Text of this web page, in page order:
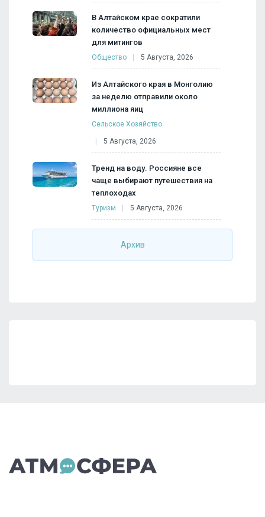
В Алтайском крае сократили
количество официальных мест
для митингов
Общество 5 Августа, 2026
Из Алтайского края в Монголию
за неделю отправили около
миллиона яиц
Сельское Хозяйство
5 Августа, 2026
Тренд на воду. Россияне все
чаще выбирают путешествия на
теплоходах
Туризм 5 Августа, 2026
Архив